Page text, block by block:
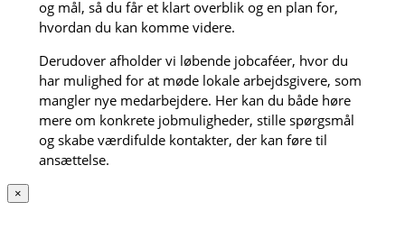
og mål, så du får et klart overblik og en plan for,
hvordan du kan komme videre.
Derudover afholder vi løbende jobcaféer, hvor du
har mulighed for at møde lokale arbejdsgivere, som
mangler nye medarbejdere. Her kan du både høre
mere om konkrete jobmuligheder, stille spørgsmål
og skabe værdifulde kontakter, der kan føre til
ansættelse.
×